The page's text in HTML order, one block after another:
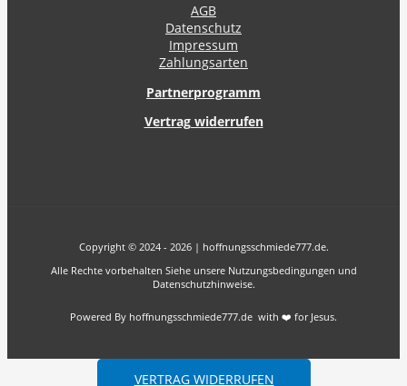
AGB
Datenschutz
Impressum
Zahlungsarten
Partnerprogramm
Vertrag widerrufen
Copyright © 2024 - 2026 | hoffnungsschmiede777.de.
Alle Rechte vorbehalten Siehe unsere Nutzungsbedingungen und
Datenschutzhinweise.
Powered By hoffnungsschmiede777.de with ❤️ for Jesus.
VERTRAG WIDERRUFEN